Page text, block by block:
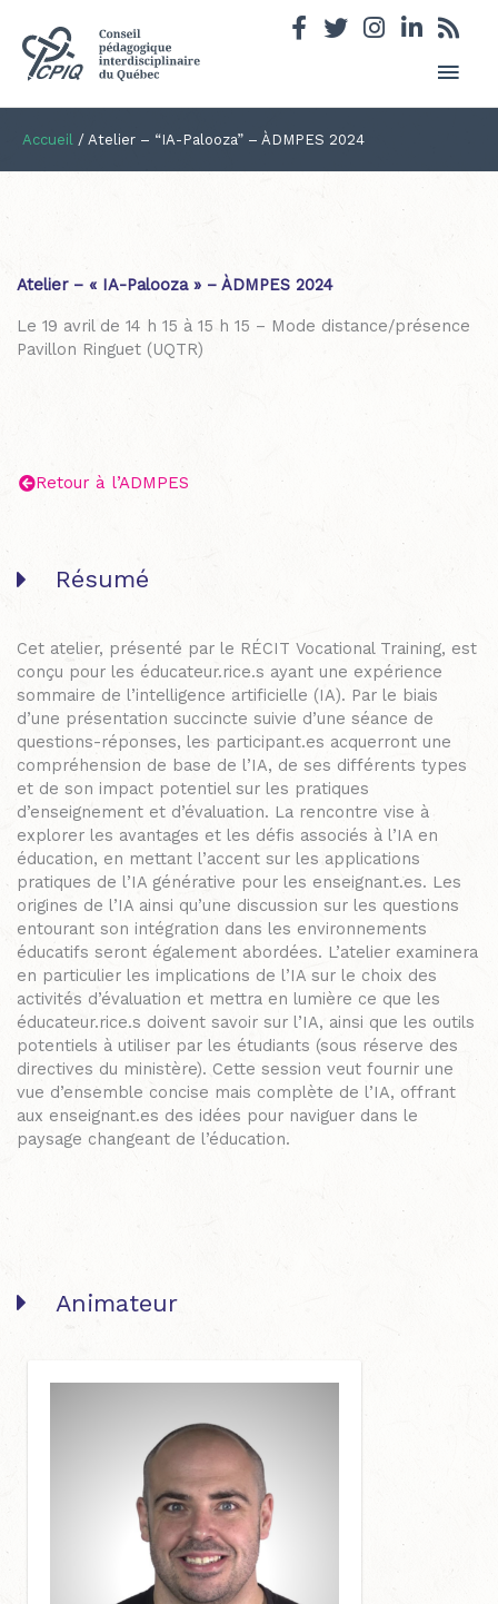
Accueil / Atelier – “IA-Palooza” – ÀDMPES 2024
Atelier – « IA-Palooza » – ÀDMPES 2024
Le 19 avril de 14 h 15 à 15 h 15 – Mode distance/présence
Pavillon Ringuet (UQTR)
Retour à l’ADMPES
Résumé
Cet atelier, présenté par le RÉCIT Vocational Training, est
conçu pour les éducateur.rice.s ayant une expérience
sommaire de l’intelligence artificielle (IA). Par le biais
d’une présentation succincte suivie d’une séance de
questions-réponses, les participant.es acquerront une
compréhension de base de l’IA, de ses différents types
et de son impact potentiel sur les pratiques
d’enseignement et d’évaluation. La rencontre vise à
explorer les avantages et les défis associés à l’IA en
éducation, en mettant l’accent sur les applications
pratiques de l’IA générative pour les enseignant.es. Les
origines de l’IA ainsi qu’une discussion sur les questions
entourant son intégration dans les environnements
éducatifs seront également abordées. L’atelier examinera
en particulier les implications de l’IA sur le choix des
activités d’évaluation et mettra en lumière ce que les
éducateur.rice.s doivent savoir sur l’IA, ainsi que les outils
potentiels à utiliser par les étudiants (sous réserve des
directives du ministère). Cette session veut fournir une
vue d’ensemble concise mais complète de l’IA, offrant
aux enseignant.es des idées pour naviguer dans le
paysage changeant de l’éducation.
Animateur